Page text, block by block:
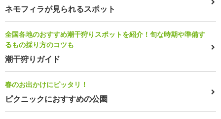
ネモフィラが見られるスポット
全国各地のおすすめ潮干狩りスポットを紹介！旬な時期や準備す
るもの採り方のコツも
潮干狩りガイド
春のお出かけにピッタリ！
ピクニックにおすすめの公園